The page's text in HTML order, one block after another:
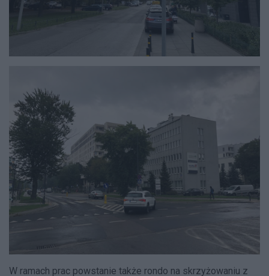
W ramach prac powstanie także rondo na skrzyżowaniu z